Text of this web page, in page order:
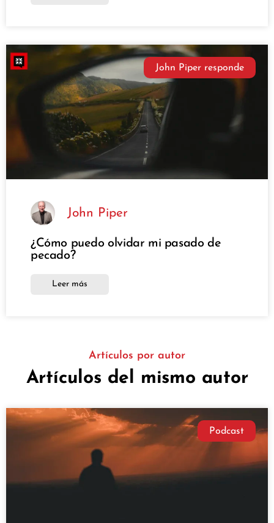
John Piper responde
John Piper
¿Cómo puedo olvidar mi pasado de
pecado?
Leer más
Artículos por autor
Artículos del mismo autor
Podcast